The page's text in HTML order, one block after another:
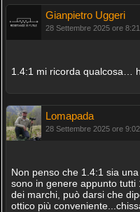
Gianpietro Uggeri
28 Settembre 2025 ore 8:21
1.4:1 mi ricorda qualcosa…
Lomapada
28 Settembre 2025 ore 9:02
Non penso che 1.4:1 sia
sono in genere appunto tutti
dei marchi, può darsi che
ottico più